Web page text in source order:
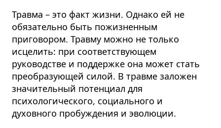
Травма – это факт жизни. Однако ей не
обязательно быть пожизненным
приговором. Травму можно не только
исцелить: при соответствующем
руководстве и поддержке она может стать
преобразующей силой. В травме заложен
значительный потенциал для
психологического, социального и
духовного пробуждения и эволюции.